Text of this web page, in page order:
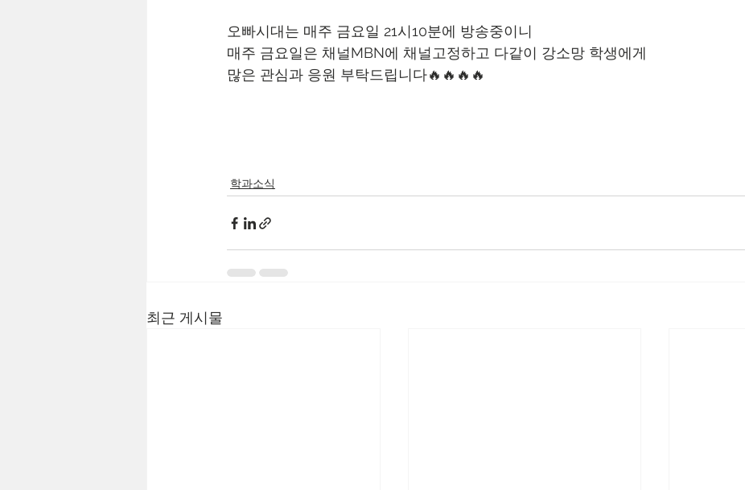
오빠시대는 매주 금요일 21시10분에 방송중이니
매주 금요일은 채널MBN에 채널고정하고 다같이 강소망 학생에게
많은 관심과 응원 부탁드립니다🔥🔥🔥🔥
학과소식
최근 게시물